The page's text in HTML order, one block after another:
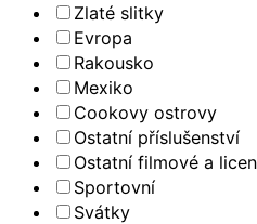
Zlaté slitky
Evropa
Rakousko
Mexiko
Cookovy ostrovy
Ostatní příslušenství
Ostatní filmové a
Sportovní
Svátky